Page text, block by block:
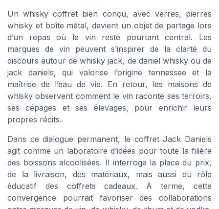
Un whisky coffret bien conçu, avec verres, pierres
whisky et boîte métal, devient un objet de partage lors
d’un repas où le vin reste pourtant central. Les
marques de vin peuvent s’inspirer de la clarté du
discours autour de whisky jack, de daniel whisky ou de
jack daniels, qui valorise l’origine tennessee et la
maîtrise de l’eau de vie. En retour, les maisons de
whisky observent comment le vin raconte ses terroirs,
ses cépages et ses élevages, pour enrichir leurs
propres récits.
Dans ce dialogue permanent, le coffret Jack Daniels
agit comme un laboratoire d’idées pour toute la filière
des boissons alcoolisées. Il interroge la place du prix,
de la livraison, des matériaux, mais aussi du rôle
éducatif des coffrets cadeaux. À terme, cette
convergence pourrait favoriser des collaborations